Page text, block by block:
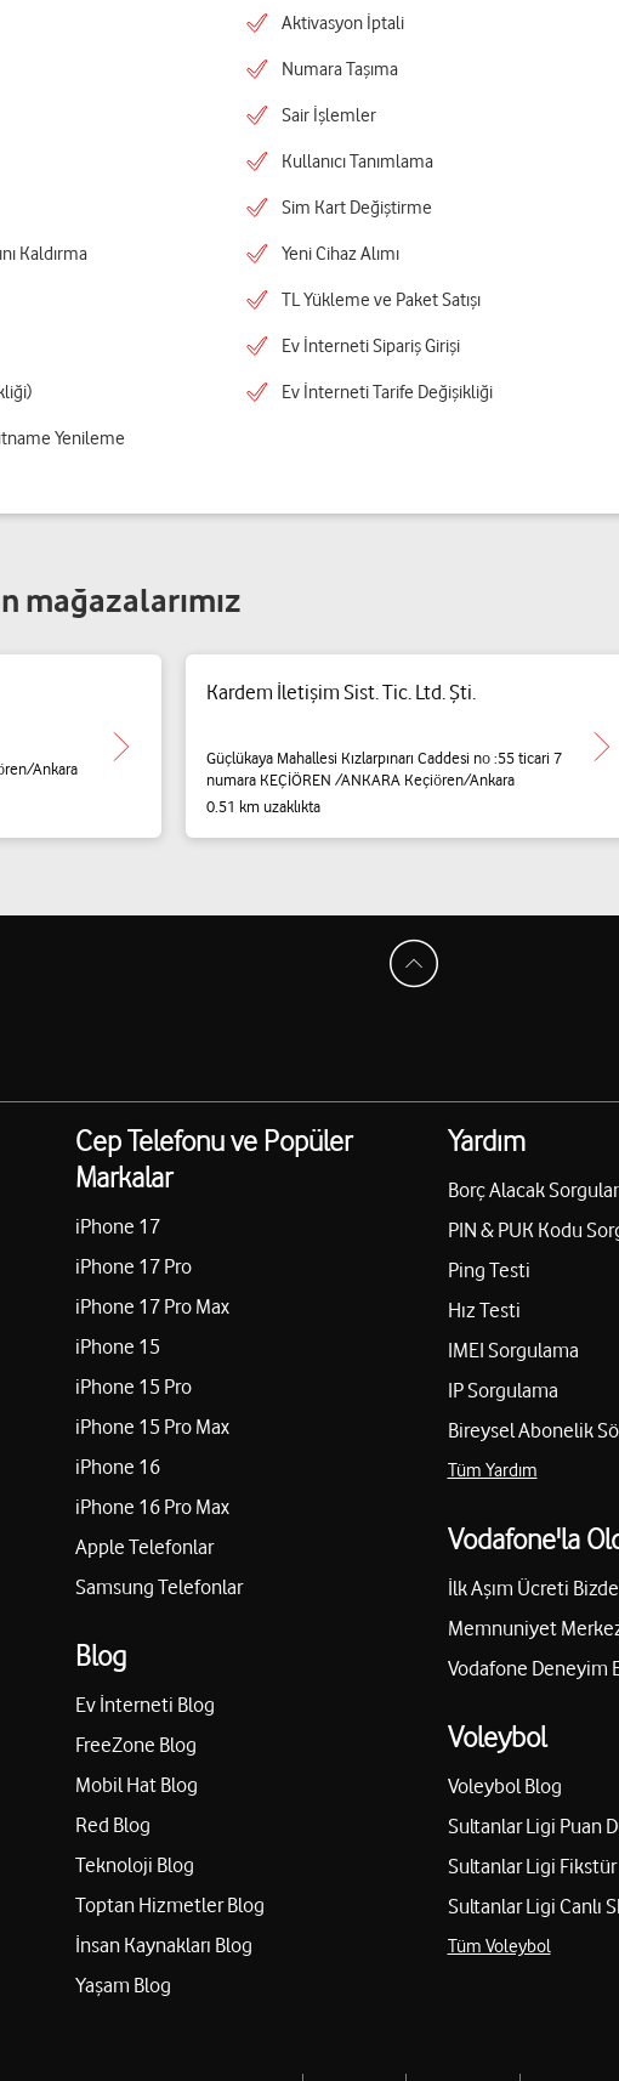
Aktivasyon İptali
Numara Taşıma
Sair İşlemler
Kullanıcı Tanımlama
Sim Kart Değiştirme
Kaldırma Yeni Cihaz Alımı
TL Yükleme ve Paket Satışı
Ev İnterneti Sipariş Girişi
Ev İnterneti Tarife Değişikliği
Yenileme
mağazalarımız
Ankara
Kardem İletişim Sist. Tic. Ltd. Şti.
Güçlükaya Mahallesi Kızlarpınarı Caddesi no :55 ticari 7
numara KEÇİÖREN /ANKARA Keçiören/Ankara
0.51 km uzaklıkta
Cep Telefonu ve Popüler
Markalar
iPhone 17
iPhone 17 Pro
iPhone 17 Pro Max
iPhone 15
iPhone 15 Pro
iPhone 15 Pro Max
iPhone 16
iPhone 16 Pro Max
Apple Telefonlar
Samsung Telefonlar
Blog
Ev İnterneti Blog
FreeZone Blog
Mobil Hat Blog
Red Blog
Teknoloji Blog
Toptan Hizmetler Blog
İnsan Kaynakları Blog
Yaşam Blog
Yardım
Borç Alacak
PIN & PUK Kodu
Ping Testi
Hız Testi
IMEI Sorgulama
IP Sorgulama
Bireysel Abonelik
Tüm Yardım
Vodafone'la
İlk Aşım Ücreti
Memnuniyet
Vodafone Deneyim
Voleybol
Voleybol Blog
Sultanlar Ligi Puan
Sultanlar Ligi Fikstür
Sultanlar Ligi Canlı
Tüm Voleybol